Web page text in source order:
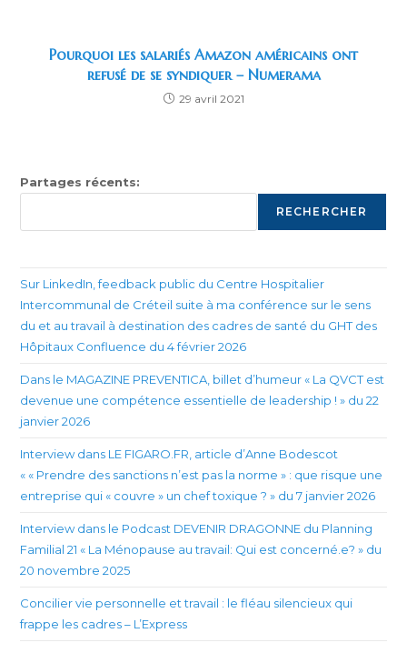
Pourquoi les salariés Amazon américains ont
refusé de se syndiquer – Numerama
29 avril 2021
Partages récents:
RECHERCHER
Sur LinkedIn, feedback public du Centre Hospitalier
Intercommunal de Créteil suite à ma conférence sur le sens
du et au travail à destination des cadres de santé du GHT des
Hôpitaux Confluence du 4 février 2026
Dans le MAGAZINE PREVENTICA, billet d’humeur « La QVCT est
devenue une compétence essentielle de leadership ! » du 22
janvier 2026
Interview dans LE FIGARO.FR, article d’Anne Bodescot
« « Prendre des sanctions n’est pas la norme » : que risque une
entreprise qui « couvre » un chef toxique ? » du 7 janvier 2026
Interview dans le Podcast DEVENIR DRAGONNE du Planning
Familial 21 « La Ménopause au travail: Qui est concerné.e? » du
20 novembre 2025
Concilier vie personnelle et travail : le fléau silencieux qui
frappe les cadres – L’Express